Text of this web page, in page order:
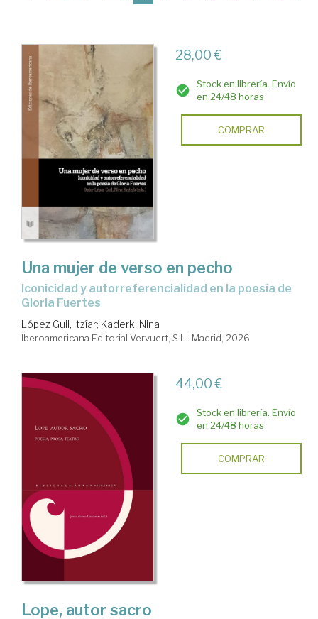
28,00 €
Stock en librería. Envío
en 24/48 horas
COMPRAR
Una mujer de verso en pecho
Iconicidad y autorreferencialidad en la poesía de
Gloria Fuertes
López Guil, Itzíar; Kaderk, Nina
Iberoamericana Editorial Vervuert, S.L.. Madrid, 2026
44,00 €
Stock en librería. Envío
en 24/48 horas
COMPRAR
Lope, autor sacro